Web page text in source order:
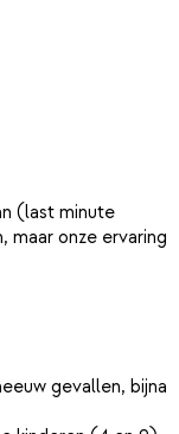
(last minute
maar onze ervaring
gevallen, bijna